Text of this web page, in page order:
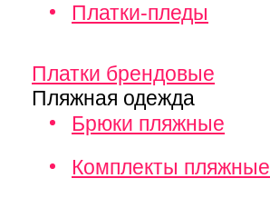
Платки-пледы
Платки брендовые
Пляжная одежда
Брюки пляжные
Комплекты пляжные